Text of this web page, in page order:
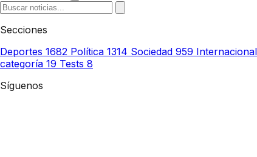
Secciones
Deportes 1682 Política 1314 Sociedad 959 Internacional
categoría 19 Tests 8
Síguenos